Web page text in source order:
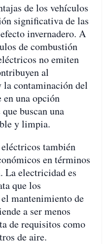
de los vehículos
significativa de las
invernadero. A
de combustión
no emiten
al
contaminación del
una opción
buscan una
y limpia.
también
en términos
La electricidad es
que los
mantenimiento de
a ser menos
de requisitos como
de aire.